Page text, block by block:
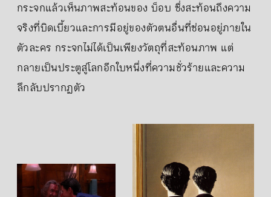
กระจกแล้วเห็นภาพสะท้อนของ บ็อบ ซึ่งสะท้อนถึงความ
จริงที่บิดเบี้ยวและการมีอยู่ของตัวตนอื่นที่ซ่อนอยู่ภายใน
ตัวละคร กระจกไม่ได้เป็นเพียงวัตถุที่สะท้อนภาพ แต่
กลายเป็นประตูสู่โลกอีกใบหนึ่งที่ความชั่วร้ายและความ
ลึกลับปรากฏตัว